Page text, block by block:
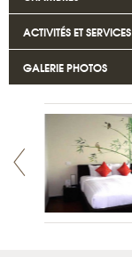
ACTIVITÉS ET SERVICES
GALERIE PHOTOS